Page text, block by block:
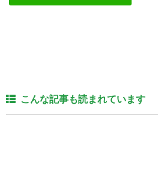
こんな記事も読まれています